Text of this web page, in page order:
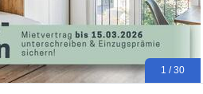
1 / 30